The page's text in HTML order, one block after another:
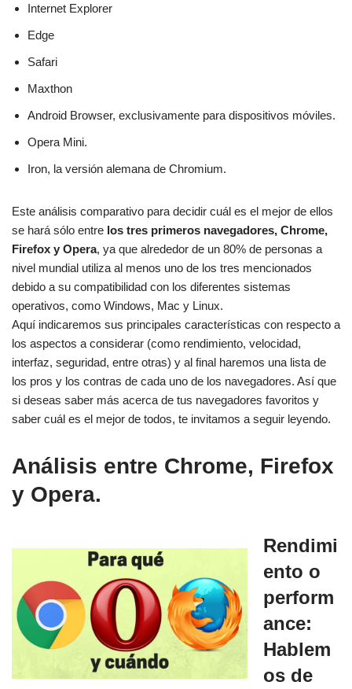
Internet Explorer
Edge
Safari
Maxthon
Android Browser, exclusivamente para dispositivos móviles.
Opera Mini.
Iron, la versión alemana de Chromium.
Este análisis comparativo para decidir cuál es el mejor de ellos
se hará sólo entre los tres primeros navegadores, Chrome,
Firefox y Opera, ya que alrededor de un 80% de personas a
nivel mundial utiliza al menos uno de los tres mencionados
debido a su compatibilidad con los diferentes sistemas
operativos, como Windows, Mac y Linux.
Aquí indicaremos sus principales características con respecto a
los aspectos a considerar (como rendimiento, velocidad,
interfaz, seguridad, entre otras) y al final haremos una lista de
los pros y los contras de cada uno de los navegadores. Así que
si deseas saber más acerca de tus navegadores favoritos y
saber cuál es el mejor de todos, te invitamos a seguir leyendo.
Análisis entre Chrome, Firefox
y Opera.
Rendimi
ento o
perform
ance:
Hablem
os de